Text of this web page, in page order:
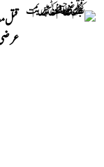
قتل